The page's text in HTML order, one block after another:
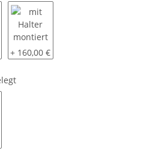
mit Halter montiert
+ 160,00 €